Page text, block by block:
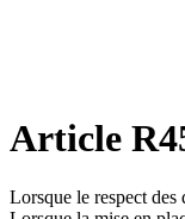
Article
Lorsque le respect